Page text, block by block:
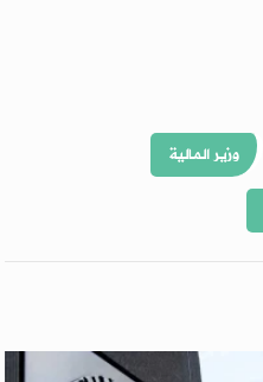
وزير المالية